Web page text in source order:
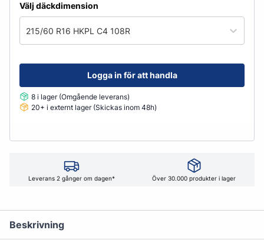
Välj däckdimension
215/60 R16 HKPL C4 108R
Logga in för att handla
8 i lager (Omgående leverans)
20+ i externt lager (Skickas inom 48h)
Leverans 2 gånger om dagen* Över 30.000 produkter i lager
Beskrivning